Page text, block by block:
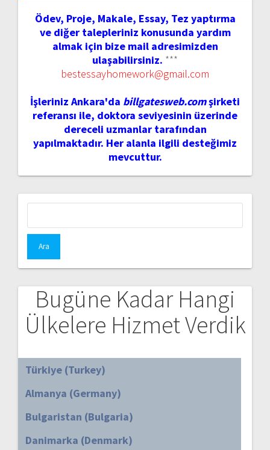
Ödev, Proje, Makale, Essay, Tez yaptırma
ve diğer talepleriniz konusunda yardım
almak için bize mail adresimizden
ulaşabilirsiniz. ***
bestessayhomework@gmail.com
İşleriniz Ankara'da billgatesweb.comşirketi
referansı ile, doktora seviyesinin üzerinde
dereceli uzmanlar tarafından
yapılmaktadır. Her alanla ilgili desteğimiz
mevcuttur.
Bugüne Kadar Hangi
Ülkelere Hizmet Verdik
Türkiye (Turkey)
Almanya (Germany)
Bulgaristan (Bulgaria)
Danimarka (Denmark)